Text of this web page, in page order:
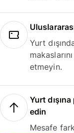
Yurt
etmeyin.
Yurt
edin
Mesafe